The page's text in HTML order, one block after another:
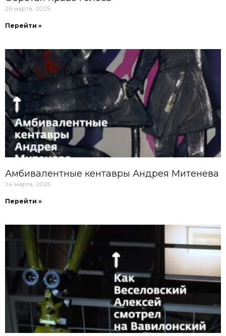
26 марта, 2025
Перейти »
Амбивалентные кентавры Андрея Митенева
24 марта, 2025
Перейти »